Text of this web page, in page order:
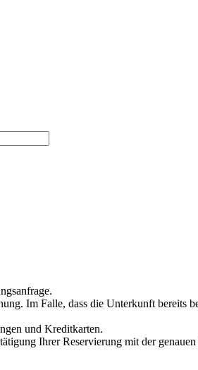
Im Falle, dass die Unterkunft bereits
und Kreditkarten.
Ihrer Reservierung mit der